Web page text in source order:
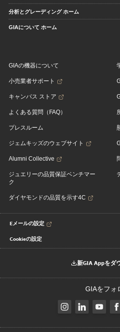
分析とグレーディング ホーム
GIAについて ホーム
GIAの機器について
小売業者サポート
キャンパス ストア
よくある質問（FAQ）
プレスルーム
ジェムキッズのウェブサイト
Alumni Collective
ジュエリーの品質保証ベンチマー
ク
ダイヤモンドの品質を示す4C
Eメールの設定
Cookieの設定
新GIA Appをダ
GIAをフォ